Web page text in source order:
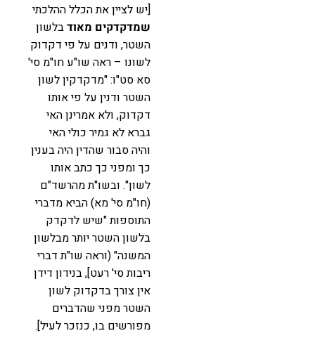
[יש לציין את הכלל ההלכתי
שמדקדקים מאודבלשון
השטר, ודנים על פי דקדוק
לשונו – ראה שו"ע חו"מ סי'
סא סט"ו: "מדקדקין לשון
השטר ודנין על פי אותו
דקדוק, ולא אמרינן האי
גברא לא גמיר כולי האי
והיה סבור שהדין היה בענין
כך ומפני כך כתב אותו
לשון". ובשו"ת מהרשד"ם
(חו"מ סי' מא) הביא מדברי
התוספות "שיש לדקדק
בלשון השטר יותר מבלשון
המשנה" (וראה שו"ת דברי
ריבות סי' רעט], בנידון דידן
אין צורך בדקדוק לשון
השטר מפני שהדברים
מפורשים בו, כנזכר לעיל].